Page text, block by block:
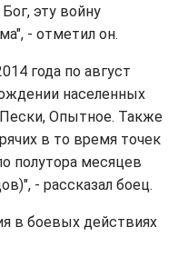
эту войну
- отметил он.
года по август
населенных
Опытное. Также
в то время точек
полутора месяцев
- рассказал боец.
в боевых действиях